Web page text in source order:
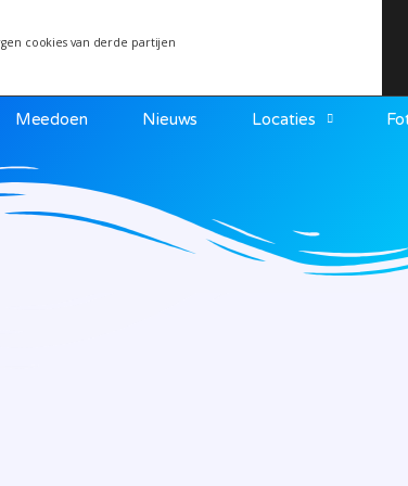
cookies van derde partijen
i.v.m. warmte.
Meedoen Nieuws Locaties